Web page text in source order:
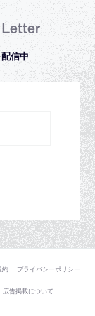
配信中
約 プライバシーポリシー
広告掲載について